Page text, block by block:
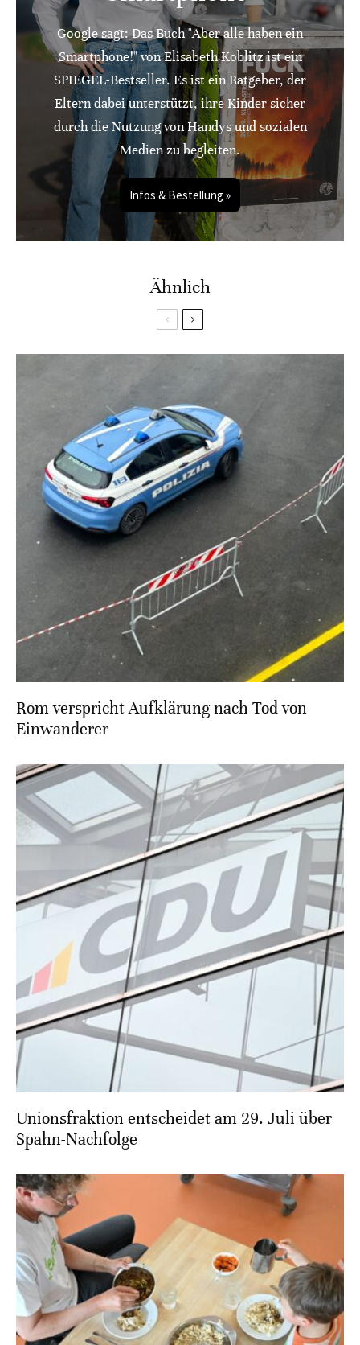
Google sagt: Das Buch "Aber alle haben ein
Smartphone!" von Elisabeth Koblitz ist ein
SPIEGEL-Bestseller. Es ist ein Ratgeber, der
Eltern dabei unterstützt, ihre Kinder sicher
durch die Nutzung von Handys und sozialen
Medien zu begleiten.
Infos & Bestellung »
Ähnlich
Rom verspricht Aufklärung nach Tod von
Einwanderer
Unionsfraktion entscheidet am 29. Juli über
Spahn-Nachfolge